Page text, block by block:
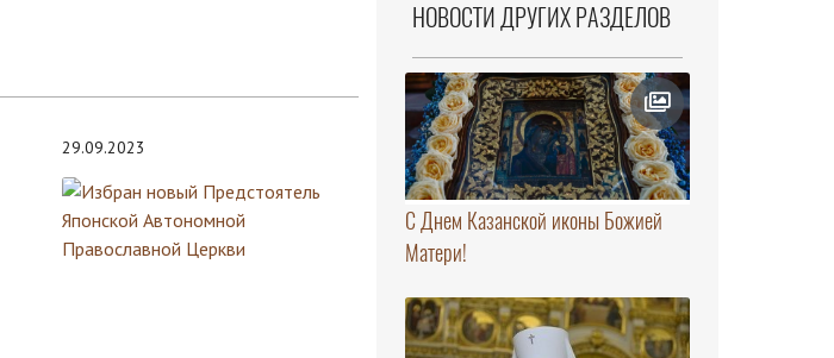
29.09.2023
НОВОСТИ ДРУГИХ РАЗДЕЛОВ
С Днем Казанской иконы Божией
Матери!